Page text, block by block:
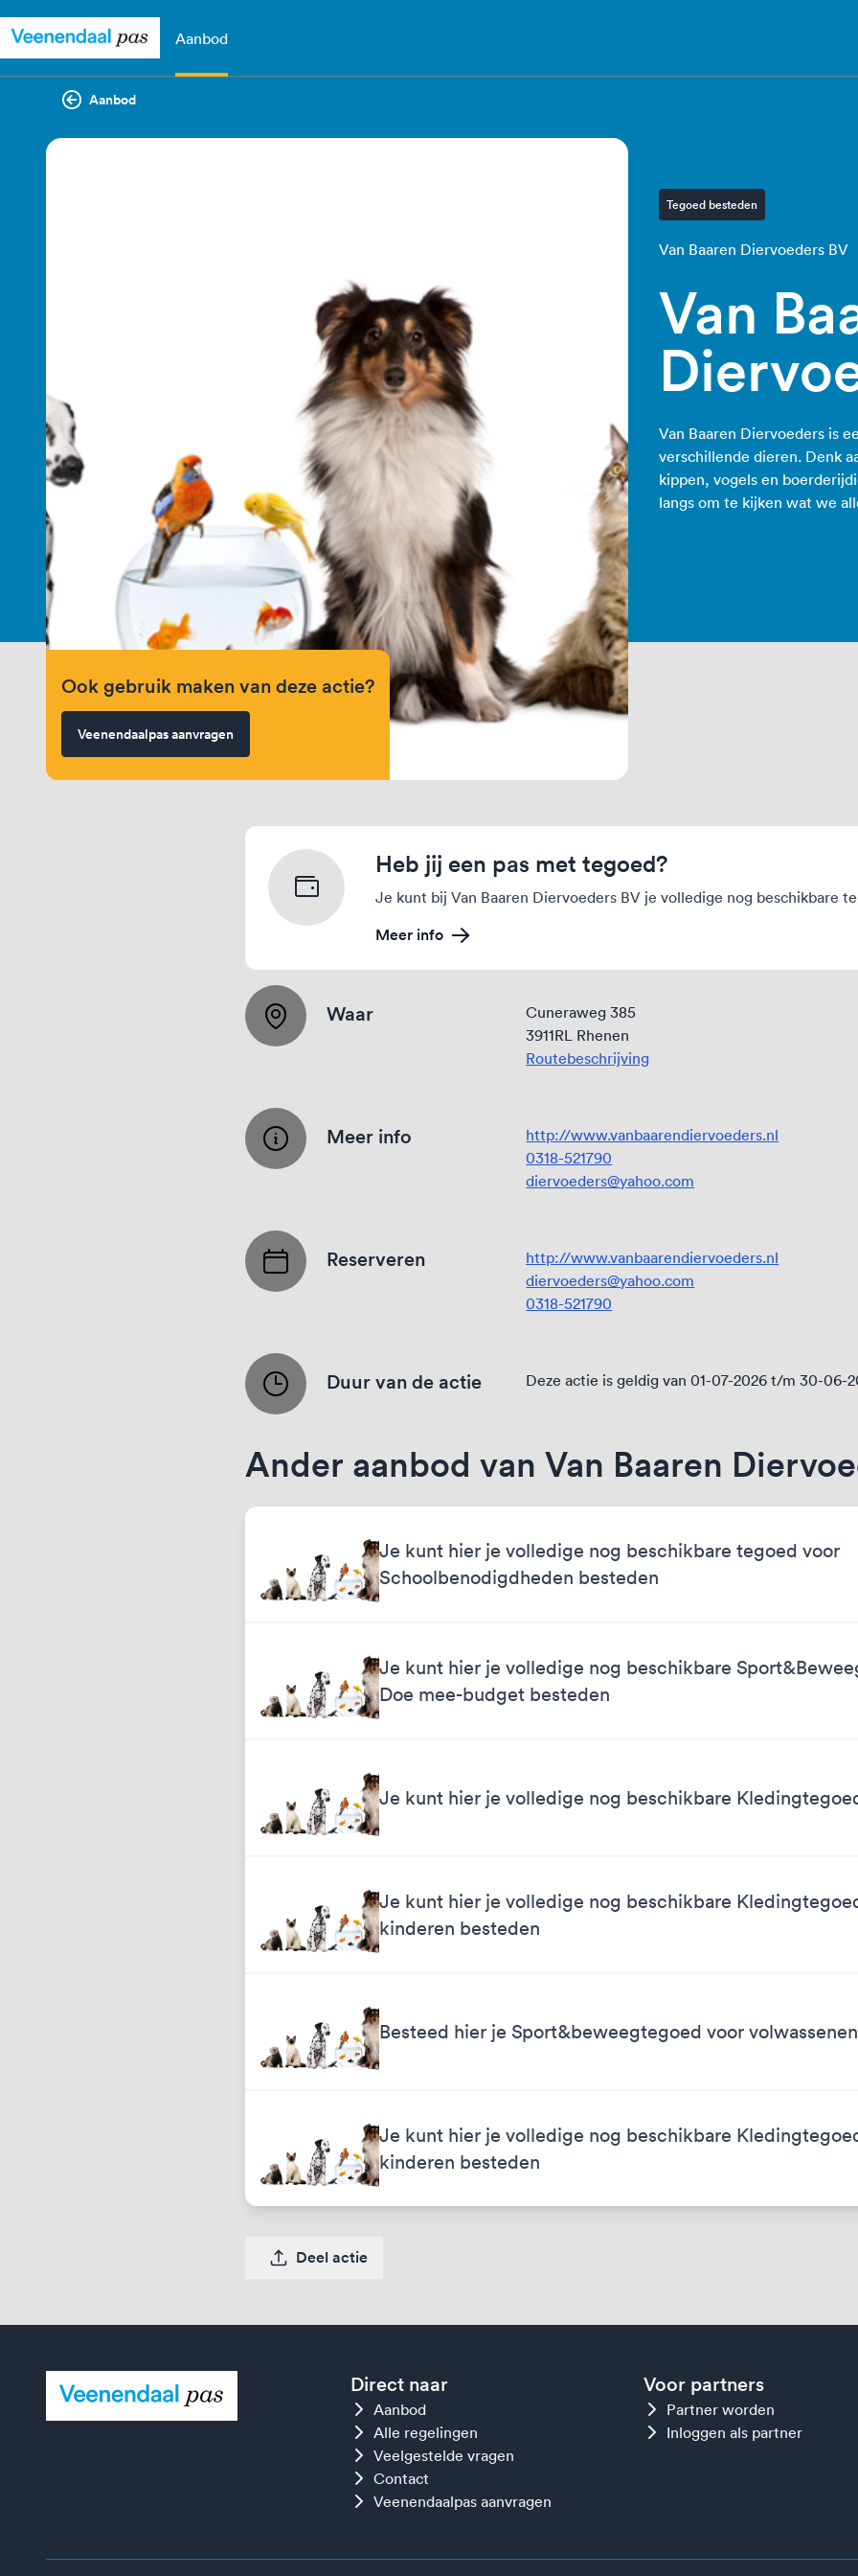
Aanbod
Aanbod
Tegoed besteden
Van Baaren Diervoeders BV
Van
Van Baaren Diervoeders is
verschillende dieren. Denk
kippen, vogels en
langs om te kijken wat we
Ook gebruik maken van deze actie?
Veenendaalpas aanvragen
Heb jij een pas met tegoed?
Je kunt bij Van Baaren Diervoeders BV je volledige nog beschikbare
Meer info
Waar
Cuneraweg 385
3911RL Rhenen
Routebeschrijving
Meer info
http://www.vanbaarendiervoeders.nl
0318-521790
diervoeders@yahoo.com
Reserveren
http://www.vanbaarendiervoeders.nl
diervoeders@yahoo.com
0318-521790
Duur van de actie Deze actie is geldig van 01-07-2026 t/m 30-06-
Ander aanbod van Van Baaren
Je kunt hier je volledige nog beschikbare tegoed voor
Schoolbenodigdheden besteden
Je kunt hier je volledige nog beschikbare
Doe mee-budget besteden
Je kunt hier je volledige nog beschikbare
Je kunt hier je volledige nog beschikbare
kinderen besteden
Besteed hier je Sport&beweegtegoed voor volwassenen
Je kunt hier je volledige nog beschikbare
kinderen besteden
Deel actie
Direct naar
Aanbod
Alle regelingen
Veelgestelde vragen
Contact
Veenendaalpas aanvragen
Voor partners
Partner worden
Inloggen als partner